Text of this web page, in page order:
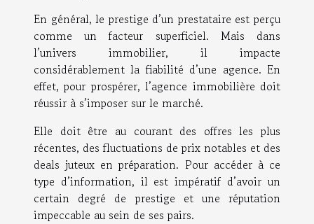
En général, le prestige d’un prestataire est perçu
comme un facteur superficiel. Mais dans
l’univers immobilier, il impacte
considérablement la fiabilité d’une agence. En
effet, pour prospérer, l’agence immobilière doit
réussir à s’imposer sur le marché.
Elle doit être au courant des offres les plus
récentes, des fluctuations de prix notables et des
deals juteux en préparation. Pour accéder à ce
type d’information, il est impératif d’avoir un
certain degré de prestige et une réputation
impeccable au sein de ses pairs.